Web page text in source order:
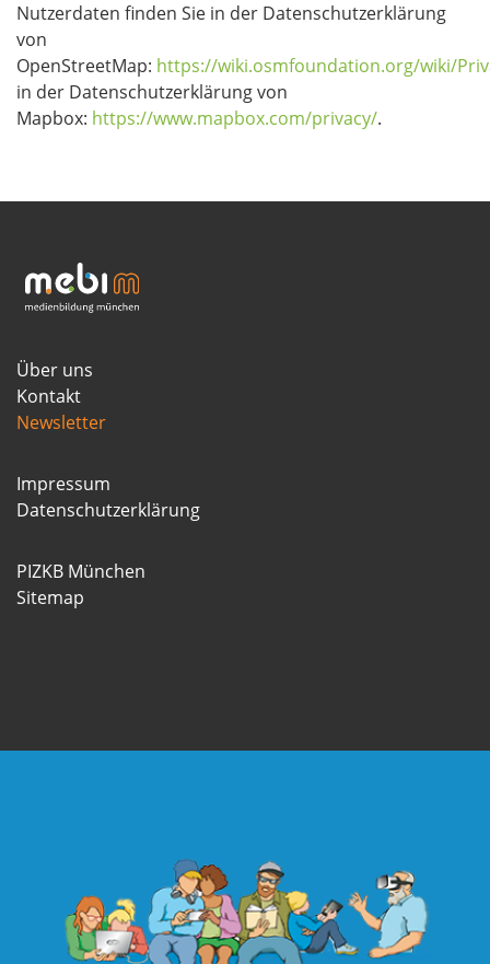
Nutzerdaten finden Sie in der Datenschutzerklärung
von
OpenStreetMap: https://wiki.osmfoundation.org/wiki/
in der Datenschutzerklärung von
Mapbox: https://www.mapbox.com/privacy/.
Über uns
Kontakt
Newsletter
Impressum
Datenschutzerklärung
PIZKB München
Sitemap